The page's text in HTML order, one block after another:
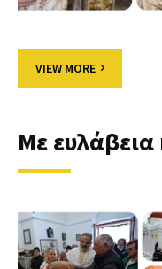
VIEW MORE
Με